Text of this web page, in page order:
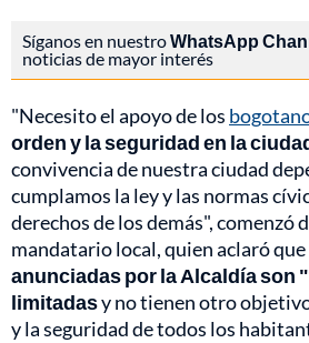
Síganos en nuestroWhatsApp
noticias de mayor interés
"Necesito el apoyo de los
orden y la seguridad en la
convivencia de nuestra ciudad
cumplamos la ley y las normas
derechos de los demás", comenzó
mandatario local, quien aclaró que
anunciadas por la Alcaldía son
limitadasy no tienen otro
y la seguridad de todos los